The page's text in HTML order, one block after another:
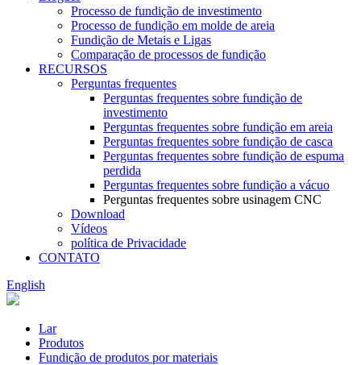
Processo de fundição de investimento
Processo de fundição em molde de areia
Fundição de Metais e Ligas
Comparação de processos de fundição
RECURSOS
Perguntas frequentes
Perguntas frequentes sobre fundição de
investimento
Perguntas frequentes sobre fundição em areia
Perguntas frequentes sobre fundição de casca
Perguntas frequentes sobre fundição de espuma
perdida
Perguntas frequentes sobre fundição a vácuo
Perguntas frequentes sobre usinagem CNC
Download
Vídeos
política de Privacidade
CONTATO
English
Lar
Produtos
Fundição de produtos por materiais